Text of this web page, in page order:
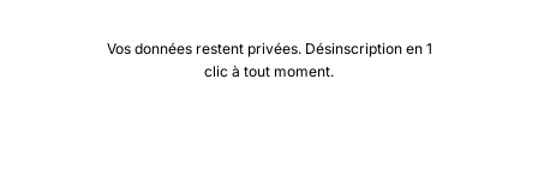
Vos données restent privées. Désinscription en 1
clic à tout moment.